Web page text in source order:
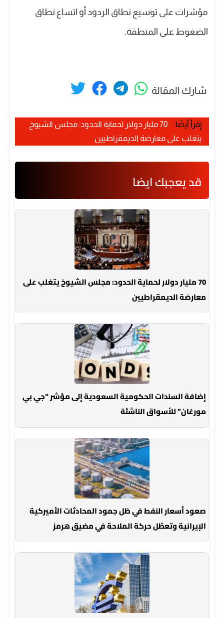
مؤشرات على توسيع نطاق الردود أو اتساع نطاق
الضغوط على المنطقة.
شارك المقالة
إقرأ أيضًا:
70 مليار دولار لحماية الحدود: مجلس الشيوخ
يتغلب على معارضة الديمقراطيين
قد يعجبك ايضا
70 مليار دولار لحماية الحدود: مجلس الشيوخ يتغلب على
معارضة الديمقراطيين
إضافة السندات الحكومية السعودية إلى مؤشر “جي بي
مورغان” للأسواق الناشئة
صعود أسعار النفط في ظل جمود المحادثات الأميركية
الإيرانية وتعطّل حركة الملاحة في مضيق هرمز